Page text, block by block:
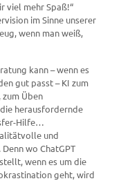
viel mehr Spaß!“
im Sinne unserer
wenn man weiß,
kann – wenn es
gut passt – KI zum
Üben
herausfordernde
Hilfe…
und
wo ChatGPT
wenn es um die
geht, wird